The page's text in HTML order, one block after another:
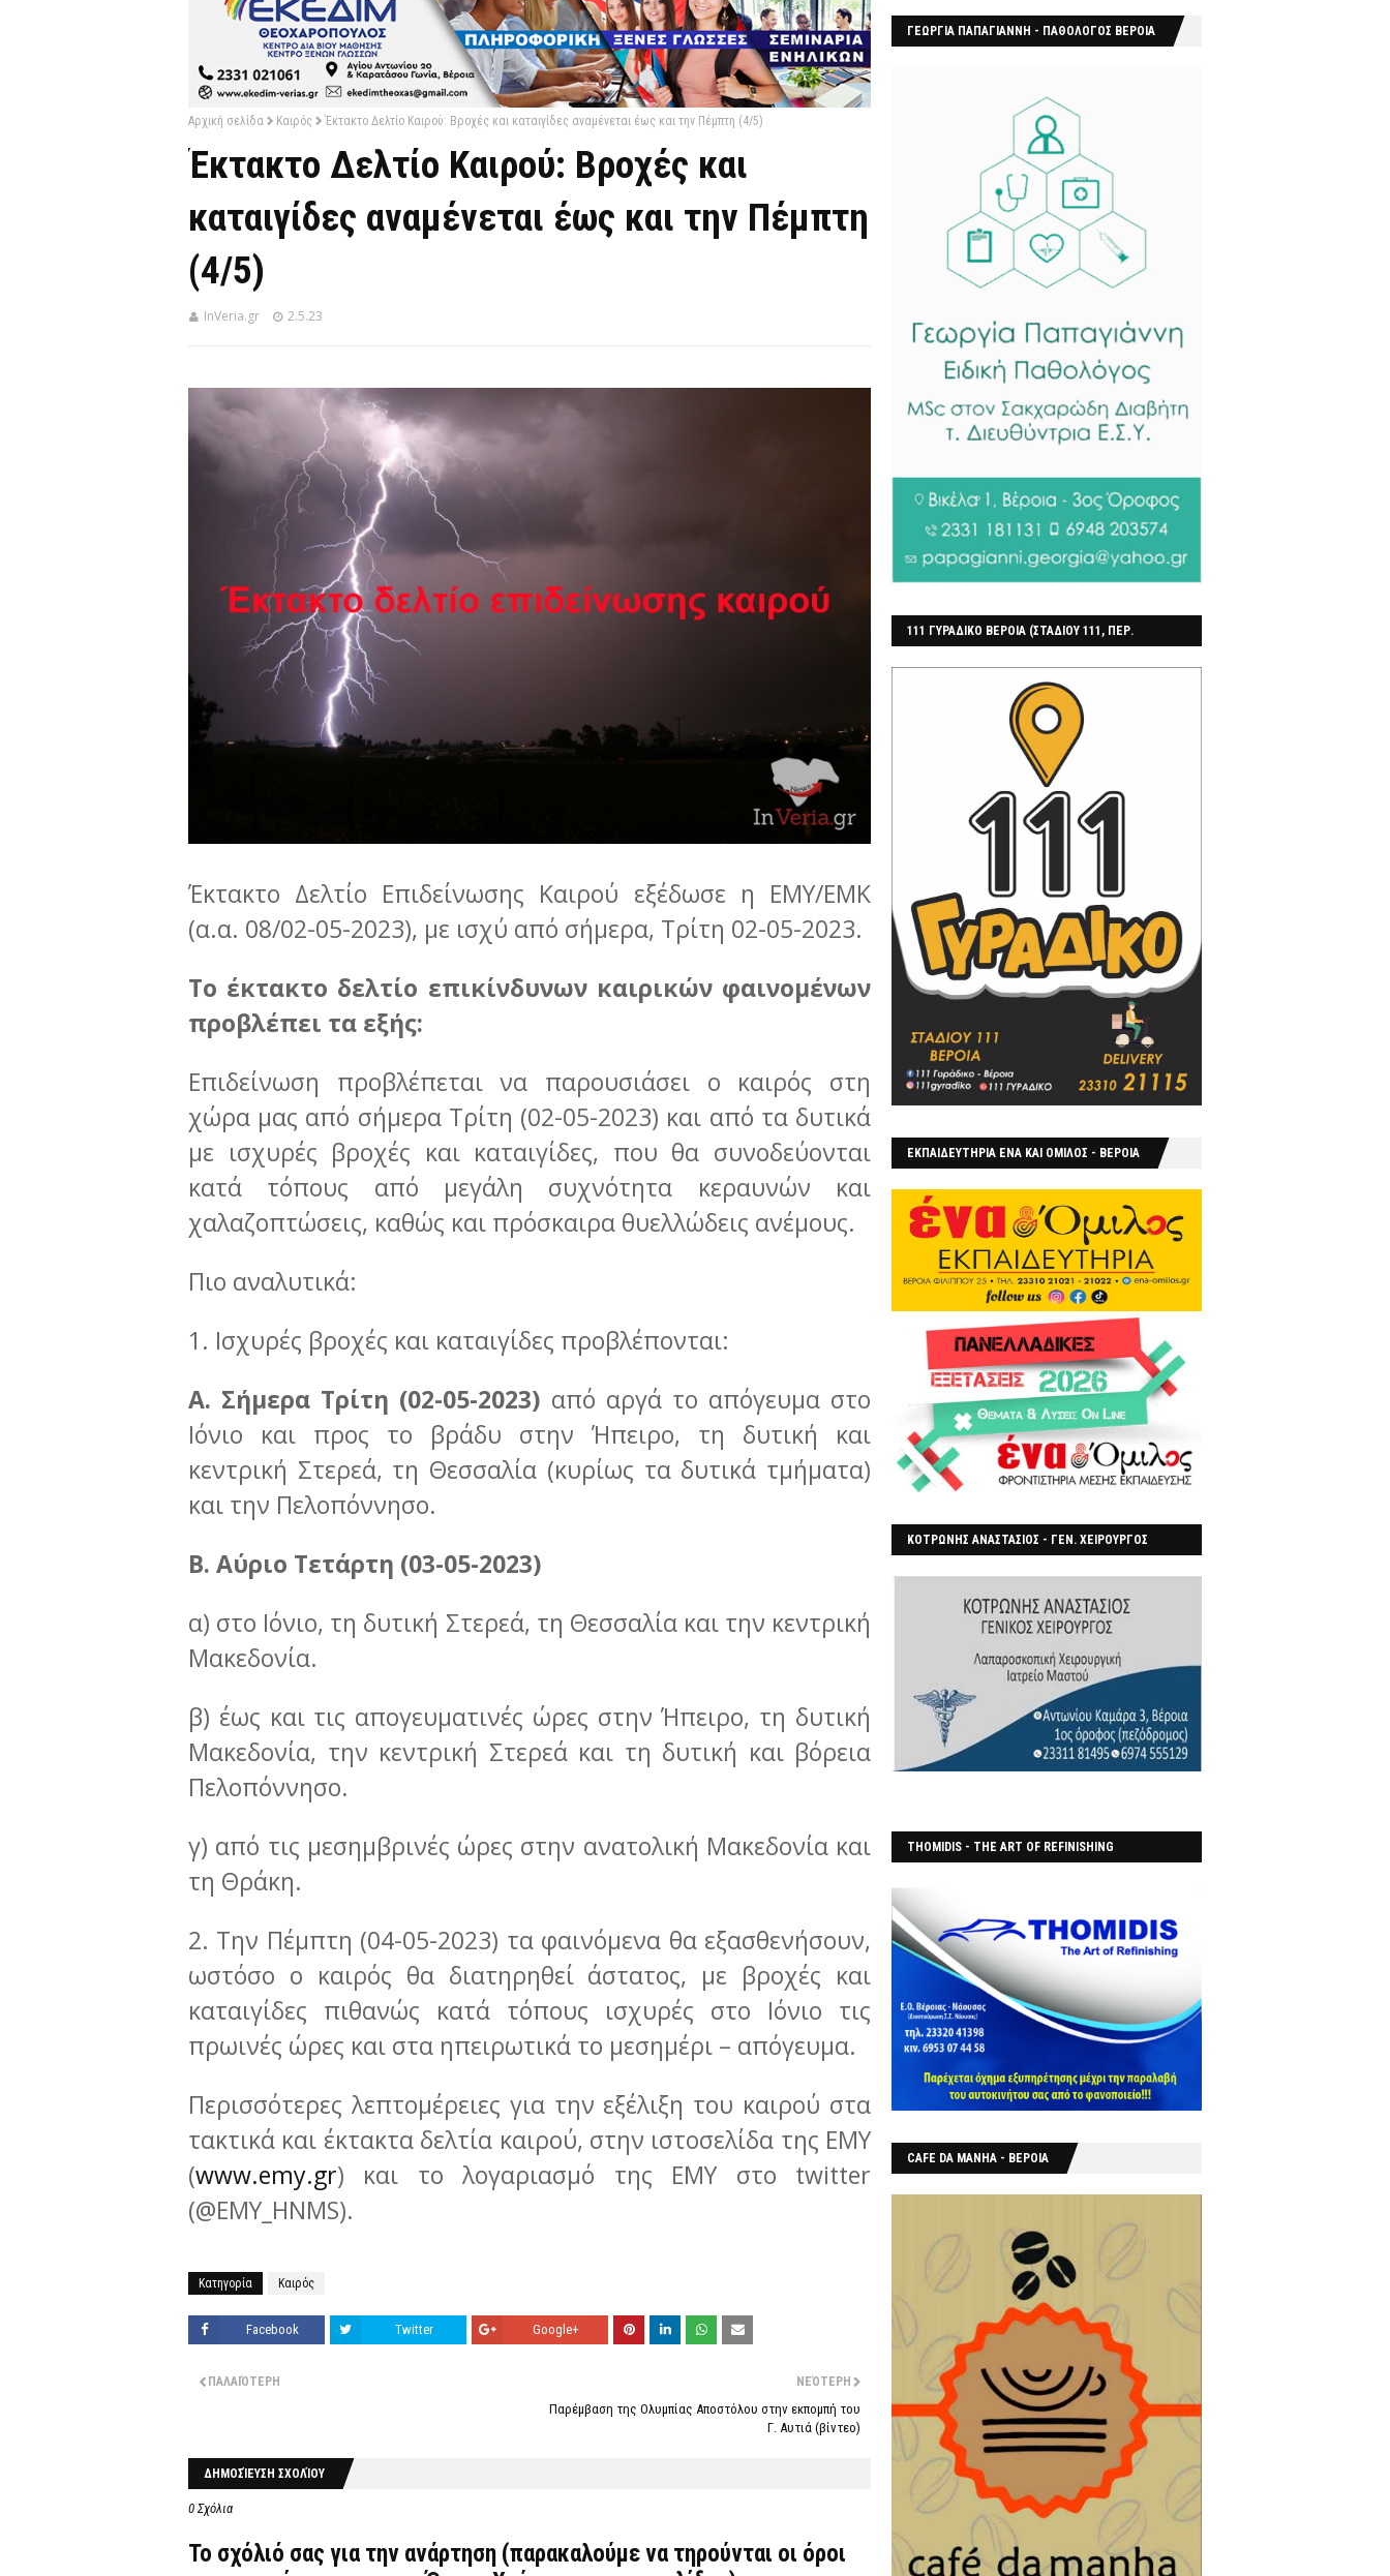
Αρχική σελίδα Καιρός Έκτακτο Δελτίο Καιρού: Βροχές και καταιγίδες αναμένεται έως και την Πέμπτη (4/5)
Έκτακτο Δελτίο Καιρού: Βροχές και
καταιγίδες αναμένεται έως και την Πέμπτη
(4/5)
InVeria.gr 2.5.23
Έκτακτο Δελτίο Επιδείνωσης Καιρού εξέδωσε η ΕΜΥ/ΕΜΚ
(α.α. 08/02-05-2023), με ισχύ από σήμερα, Τρίτη 02-05-2023.
Το έκτακτο δελτίο επικίνδυνων καιρικών φαινομένων
προβλέπει τα εξής:
Επιδείνωση προβλέπεται να παρουσιάσει ο καιρός στη
χώρα μας από σήμερα Τρίτη (02-05-2023) και από τα δυτικά
με ισχυρές βροχές και καταιγίδες, που θα συνοδεύονται
κατά τόπους από μεγάλη συχνότητα κεραυνών και
χαλαζοπτώσεις, καθώς και πρόσκαιρα θυελλώδεις ανέμους.
Πιο αναλυτικά:
1. Ισχυρές βροχές και καταιγίδες προβλέπονται:
Α. Σήμερα Τρίτη (02-05-2023) από αργά το απόγευμα στο
Ιόνιο και προς το βράδυ στην Ήπειρο, τη δυτική και
κεντρική Στερεά, τη Θεσσαλία (κυρίως τα δυτικά τμήματα)
και την Πελοπόννησο.
Β. Αύριο Τετάρτη (03-05-2023)
α) στο Ιόνιο, τη δυτική Στερεά, τη Θεσσαλία και την κεντρική
Μακεδονία.
β) έως και τις απογευματινές ώρες στην Ήπειρο, τη δυτική
Μακεδονία, την κεντρική Στερεά και τη δυτική και βόρεια
Πελοπόννησο.
γ) από τις μεσημβρινές ώρες στην ανατολική Μακεδονία και
τη Θράκη.
2. Την Πέμπτη (04-05-2023) τα φαινόμενα θα εξασθενήσουν,
ωστόσο ο καιρός θα διατηρηθεί άστατος, με βροχές και
καταιγίδες πιθανώς κατά τόπους ισχυρές στο Ιόνιο τις
πρωινές ώρες και στα ηπειρωτικά το μεσημέρι – απόγευμα.
Περισσότερες λεπτομέρειες για την εξέλιξη του καιρού στα
τακτικά και έκτακτα δελτία καιρού, στην ιστοσελίδα της ΕΜΥ
(www.emy.gr) και το λογαριασμό της ΕΜΥ στο twitter
(@EMY_HNMS).
Κατηγορία Καιρός
Facebook Twitter Google+
ΝΕΌΤΕΡΗ
Παρέμβαση της Ολυμπίας Αποστόλου στην εκπομπή του
Γ. Αυτιά (βίντεο)
ΠΑΛΑΙΌΤΕΡΗ
ΔΗΜΟΣΊΕΥΣΗ ΣΧΟΛΊΟΥ
0 Σχόλια
Το σχόλιό σας για την ανάρτηση (παρακαλούμε να τηρούνται οι όροι
ΓΕΩΡΓΙΑ ΠΑΠΑΓΙΑΝΝΗ - ΠΑΘΟΛΟΓΟΣ ΒΕΡΟΙΑ
111 ΓΥΡΑΔΙΚΟ ΒΕΡΟΙΑ (ΣΤΑΔΙΟΥ 111, ΠΕΡ.
ΕΚΠΑΙΔΕΥΤΗΡΙΑ ΕΝΑ ΚΑΙ ΟΜΙΛΟΣ - ΒΕΡΟΙΑ
ΚΟΤΡΩΝΗΣ ΑΝΑΣΤΑΣΙΟΣ - ΓΕΝ. ΧΕΙΡΟΥΡΓΟΣ
THOMIDIS - THE ART OF REFINISHING
CAFE DA MANHA - ΒΕΡΟΙΑ